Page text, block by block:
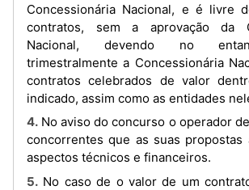
Concessionária Nacional, e é livre
contratos, sem a aprovação da
Nacional, devendo no
trimestralmente a Concessionária
contratos celebrados de valor
indicado, assim como as entidades
4. No aviso do concurso o operador deve solicitar aos
concorrentes que as suas propostas
aspectos técnicos e financeiros.
5. No caso de o valor de um contrato exceder USD